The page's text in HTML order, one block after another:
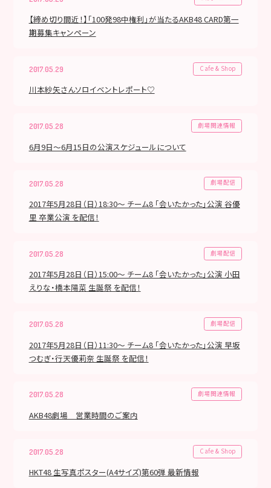
【締め切り間近！】「100発98中権利」が当たるAKB48 CARD第一
期募集キャンペーン
2017.05.29 Cafe & Shop
川本紗矢さんソロイベントレポート♡
2017.05.28 劇場関連情報
6月9日～6月15日の公演スケジュールについて
2017.05.28 劇場配信
2017年5月28日（日）18:30～ チーム8 「会いたかった」公演 谷優
里 卒業公演 を配信！
2017.05.28 劇場配信
2017年5月28日（日）15:00～ チーム8 「会いたかった」公演 小田
えりな・橋本陽菜 生誕祭 を配信！
2017.05.28 劇場配信
2017年5月28日（日）11:30～ チーム8 「会いたかった」公演 早坂
つむぎ・行天優莉奈 生誕祭 を配信！
2017.05.28 劇場関連情報
AKB48劇場 営業時間のご案内
2017.05.28 Cafe & Shop
HKT48 生写真ポスター(A4サイズ)第60弾 最新情報